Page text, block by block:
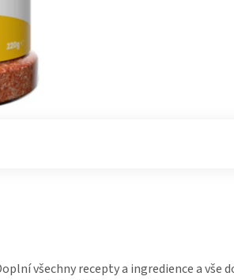
všechny recepty a ingredience a vše